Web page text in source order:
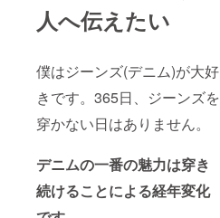
人へ伝えたい
僕はジーンズ(デニム)が大好
きです。365日、ジーンズを
穿かない日はありません。
デニムの一番の魅力は穿き
続けることによる経年変化